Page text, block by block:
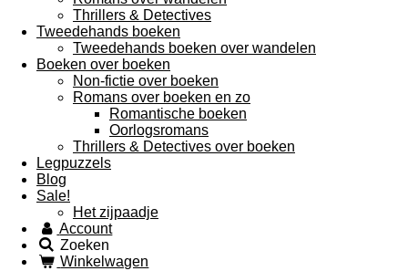
Thrillers & Detectives
Tweedehands boeken
Tweedehands boeken over wandelen
Boeken over boeken
Non-fictie over boeken
Romans over boeken en zo
Romantische boeken
Oorlogsromans
Thrillers & Detectives over boeken
Legpuzzels
Blog
Sale!
Het zijpaadje
Account
Zoeken
Winkelwagen